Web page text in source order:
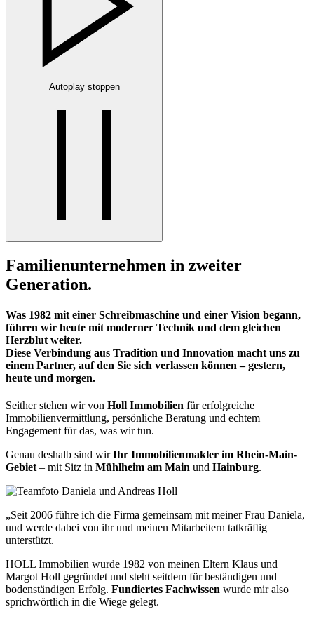
Autoplay stoppen
Familienunternehmen in zweiter
Generation.
Was 1982 mit einer Schreibmaschine und einer Vision begann,
führen wir heute mit moderner Technik und dem gleichen
Herzblut weiter.
Diese Verbindung aus Tradition und Innovation macht uns zu
einem Partner, auf den Sie sich verlassen können – gestern,
heute und morgen.
Seither stehen wir von Holl Immobilien für erfolgreiche
Immobilienvermittlung, persönliche Beratung und echtem
Engagement für das, was wir tun.
Genau deshalb sind wirIhr Immobilienmakler im Rhein-Main-
Gebiet– mit Sitz in Mühlheim am Main und Hainburg.
„Seit 2006 führe ich die Firma gemeinsam mit meiner Frau Daniela,
und werde dabei von ihr und meinen Mitarbeitern tatkräftig
unterstützt.
HOLL Immobilien wurde 1982 von meinen Eltern Klaus und
Margot Holl gegründet und steht seitdem für beständigen und
bodenständigen Erfolg. Fundiertes Fachwissen wurde mir also
sprichwörtlich in die Wiege gelegt.